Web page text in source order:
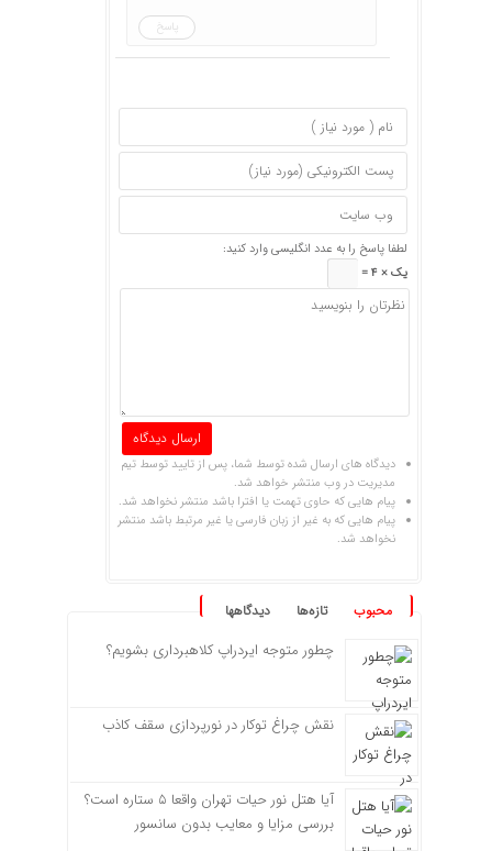
پاسخ
لطفا پاسخ را به عدد انگلیسی وارد کنید:
یک × 4 =
دیدگاه های ارسال شده توسط شما، پس از تایید توسط تیم
مدیریت در وب منتشر خواهد شد.
پیام هایی که حاوی تهمت یا افترا باشد منتشر نخواهد شد.
پیام هایی که به غیر از زبان فارسی یا غیر مرتبط باشد منتشر
نخواهد شد.
محبوب تازه‌ها دیدگاهها
چطور متوجه ایردراپ کلاهبرداری بشویم؟
نقش چراغ توکار در نورپردازی سقف کاذب
آیا هتل نور حیات تهران واقعا ۵ ستاره است؟
بررسی مزایا و معایب بدون سانسور